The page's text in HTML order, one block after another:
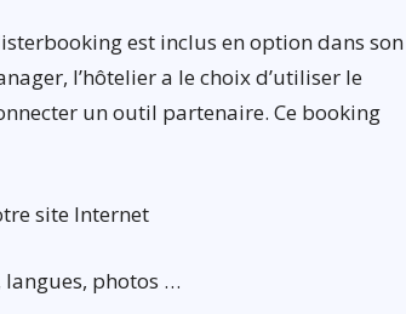
est inclus en option dans son
l’hôtelier a le choix d’utiliser le
un outil partenaire. Ce booking
site Internet
langues, photos …